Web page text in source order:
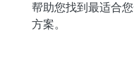
帮助您找到最适合
方案。